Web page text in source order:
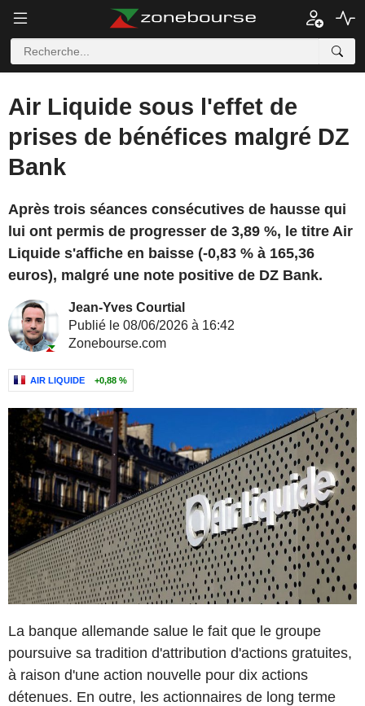
Air Liquide sous l'effet de
prises de bénéfices malgré DZ
Bank
Après trois séances consécutives de hausse qui
lui ont permis de progresser de 3,89 %, le titre Air
Liquide s'affiche en baisse (-0,83 % à 165,36
euros), malgré une note positive de DZ Bank.
Jean-Yves Courtial
Publié le 08/06/2026 à 16:42
Zonebourse.com
AIR LIQUIDE +0,88 %
La banque allemande salue le fait que le groupe
poursuive sa tradition d'attribution d'actions gratuites,
à raison d'une action nouvelle pour dix actions
détenues. En outre, les actionnaires de long terme